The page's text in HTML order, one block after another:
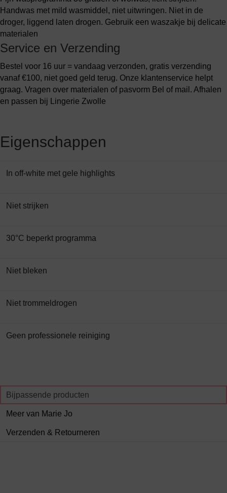
Handwas met mild wasmiddel, niet uitwringen. Niet in de
droger, liggend laten drogen. Gebruik een waszakje bij delicate
materialen
Service en Verzending
Bestel voor 16 uur = vandaag verzonden, gratis verzending
vanaf €100, niet goed geld terug. Onze klantenservice helpt
graag. Vragen over materialen of pasvorm Bel of mail. Afhalen
en passen bij Lingerie Zwolle
Eigenschappen
In off-white met gele highlights
Niet strijken
30°C beperkt programma
Niet bleken
Niet trommeldrogen
Geen professionele reiniging
Bijpassende producten
Meer van Marie Jo
Verzenden & Retourneren